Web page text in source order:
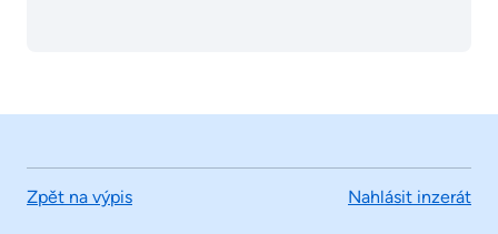
Zpět na výpis Nahlásit inzerát